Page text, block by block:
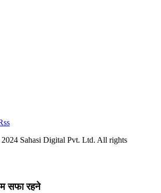
Sahasi Digital Pvt. Ltd. All rights
सफा रहने